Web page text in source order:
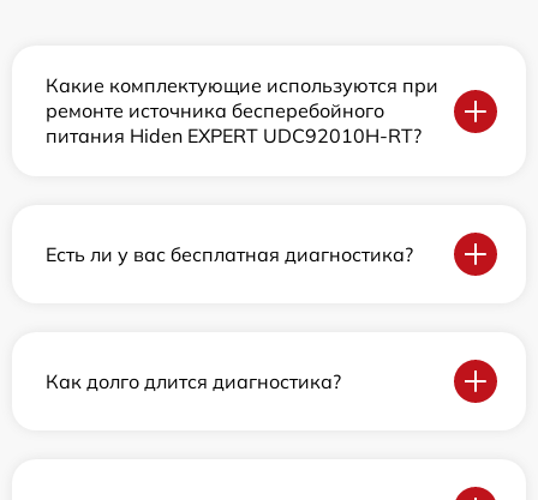
Какие комплектующие используются при
ремонте источника бесперебойного
питания Hiden EXPERT UDC92010H-RT?
Есть ли у вас бесплатная диагностика?
Как долго длится диагностика?